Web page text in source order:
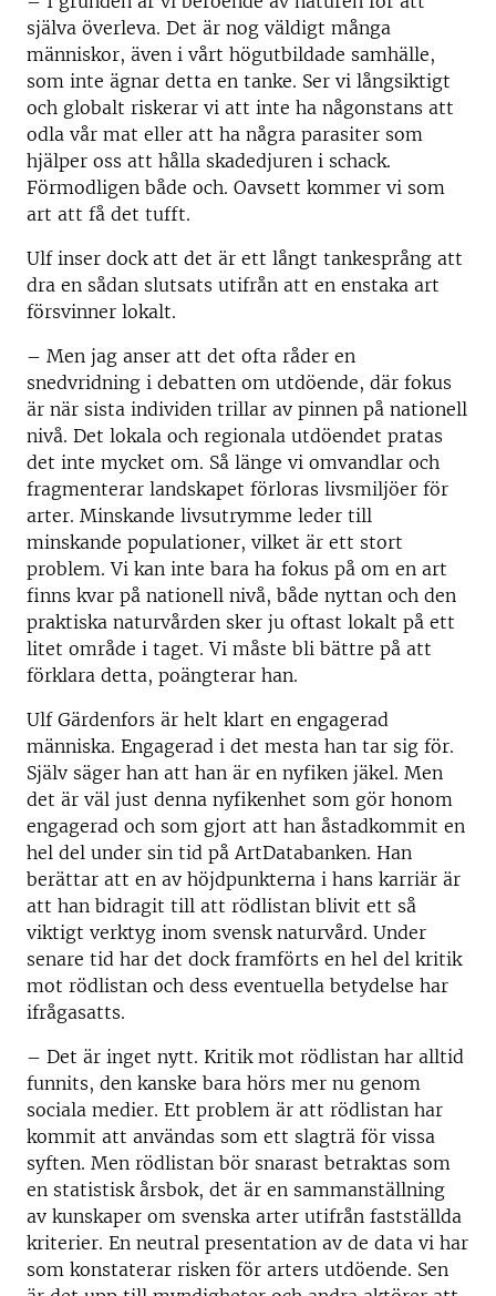
själva överleva. Det är nog väldigt många
människor, även i vårt högutbildade samhälle,
som inte ägnar detta en tanke. Ser vi långsiktigt
och globalt riskerar vi att inte ha någonstans att
odla vår mat eller att ha några parasiter som
hjälper oss att hålla skadedjuren i schack.
Förmodligen både och. Oavsett kommer vi som
art att få det tufft.
Ulf inser dock att det är ett långt tankesprång att
dra en sådan slutsats utifrån att en enstaka art
försvinner lokalt.
– Men jag anser att det ofta råder en
snedvridning i debatten om utdöende, där fokus
är när sista individen trillar av pinnen på nationell
nivå. Det lokala och regionala utdöendet pratas
det inte mycket om. Så länge vi omvandlar och
fragmenterar landskapet förloras livsmiljöer för
arter. Minskande livsutrymme leder till
minskande populationer, vilket är ett stort
problem. Vi kan inte bara ha fokus på om en art
finns kvar på nationell nivå, både nyttan och den
praktiska naturvården sker ju oftast lokalt på ett
litet område i taget. Vi måste bli bättre på att
förklara detta, poängterar han.
Ulf Gärdenfors är helt klart en engagerad
människa. Engagerad i det mesta han tar sig för.
Själv säger han att han är en nyfiken jäkel. Men
det är väl just denna nyfikenhet som gör honom
engagerad och som gjort att han åstadkommit en
hel del under sin tid på ArtDatabanken. Han
berättar att en av höjdpunkterna i hans karriär är
att han bidragit till att rödlistan blivit ett så
viktigt verktyg inom svensk naturvård. Under
senare tid har det dock framförts en hel del kritik
mot rödlistan och dess eventuella betydelse har
ifrågasatts.
– Det är inget nytt. Kritik mot rödlistan har alltid
funnits, den kanske bara hörs mer nu genom
sociala medier. Ett problem är att rödlistan har
kommit att användas som ett slagträ för vissa
syften. Men rödlistan bör snarast betraktas som
en statistisk årsbok, det är en sammanställning
av kunskaper om svenska arter utifrån fastställda
kriterier. En neutral presentation av de data vi har
som konstaterar risken för arters utdöende. Sen